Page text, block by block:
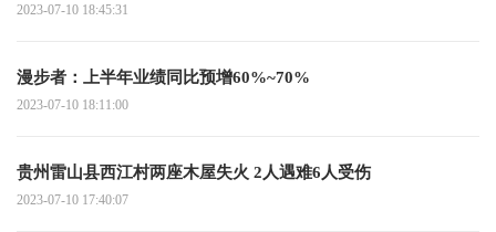
2023-07-10 18:45:31
漫步者：上半年业绩同比预增60%~70%
2023-07-10 18:11:00
贵州雷山县西江村两座木屋失火 2人遇难6人受伤
2023-07-10 17:40:07